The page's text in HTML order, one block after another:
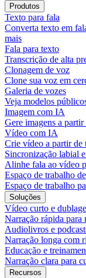
Produtos
Texto para fala
Converta texto em
mais
Fala para texto
Transcrição de alta
Clonagem de voz
Clone sua voz em
Galeria de vozes
Veja modelos
Imagem com IA
Gere imagens a
Vídeo com IA
Crie vídeo a partir de
Sincronização labial
Alinhe fala ao vídeo
Espaço de trabalho
Espaço de trabalho
Soluções
Vídeo curto e
Narração rápida para
Audiolivros e
Narração longa com
Educação e
Narração clara para
Recursos